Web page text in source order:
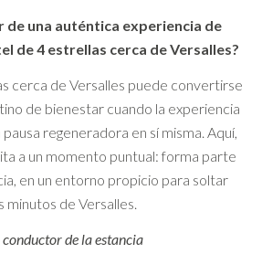
de una auténtica experiencia de
de 4 estrellas cerca de Versalles?
cerca de Versalles puede convertirse
de bienestar cuando la experiencia
regeneradora en sí misma. Aquí,
a un momento puntual: forma parte
en un entorno propicio para soltar
minutos de Versalles.
de la estancia